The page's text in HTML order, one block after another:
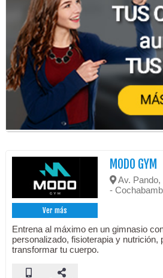
Ver más
MODO GYM
Av. Pando,
-
Entrena al máximo en un gimnasio
personalizado, fisioterapia y nutrición,
transformar tu cuerpo.